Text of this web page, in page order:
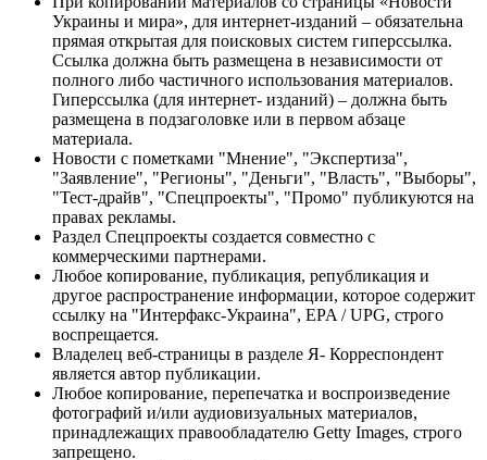
Украины и мира», для интернет-изданий – обязательна
прямая открытая для поисковых систем гиперссылка.
Ссылка должна быть размещена в независимости от
полного либо частичного использования материалов.
Гиперссылка (для интернет- изданий) – должна быть
размещена в подзаголовке или в первом абзаце
материала.
Новости с пометками "Мнение", "Экспертиза",
"Заявление", "Регионы", "Деньги", "Власть", "Выборы",
"Тест-драйв", "Спецпроекты", "Промо" публикуются на
правах рекламы.
Раздел Спецпроекты создается совместно с
коммерческими партнерами.
Любое копирование, публикация, републикация и
другое распространение информации, которое содержит
ссылку на "Интерфакс-Украина", EPA / UPG, строго
воспрещается.
Владелец веб-страницы в разделе Я- Корреспондент
является автор публикации.
Любое копирование, перепечатка и воспроизведение
фотографий и/или аудиовизуальных материалов,
принадлежащих правообладателю Getty Images, строго
запрещено.